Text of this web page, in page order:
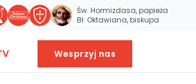
Św. Hormizdasa, papieża
Bł. Oktawiana, biskupa
Wesprzyj nas